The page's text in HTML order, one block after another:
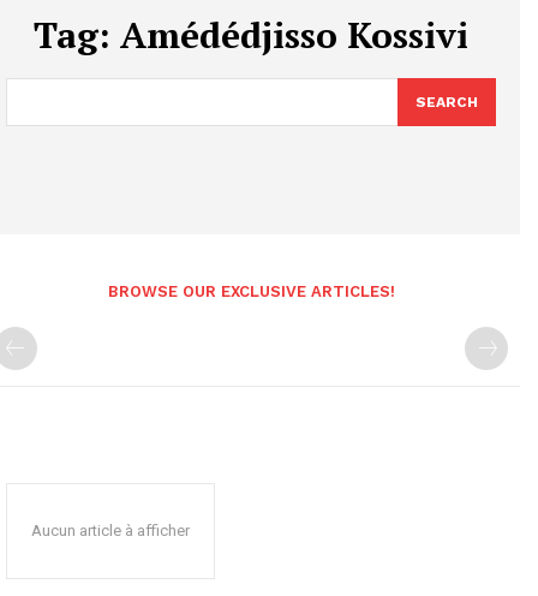
Tag: Amédédjisso Kossivi
SEARCH
BROWSE OUR EXCLUSIVE ARTICLES!
Aucun article à afficher